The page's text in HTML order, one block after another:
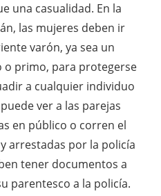
una casualidad. En la
las mujeres deben ir
varón, ya sea un
o primo, para protegerse
a cualquier individuo
ver a las parejas
en público o corren el
arrestadas por la policía
tener documentos a
parentesco a la policía.